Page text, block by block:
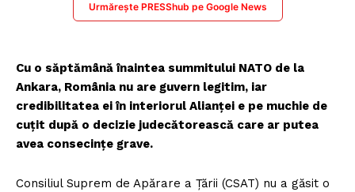
Urmărește PRESShub pe Google News
Cu o săptămână înaintea summitului NATO de la
Ankara, România nu are guvern legitim, iar
credibilitatea ei în interiorul Alianței e pe muchie de
cuțit după o decizie judecătorească care ar putea
avea consecințe grave.
Consiliul Suprem de Apărare a Țării (CSAT) nu a găsit o